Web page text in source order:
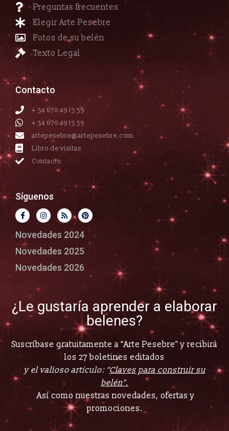
Preguntas frecuentes
Elegir Arte Pesebre
Fotos de su belén
Texto Legal
Contacto
+ 34 670 49 13 59
+ 34 670 49 13 59
artepesebre@artepesebre.com
Libro de visitas
Contacto
Síguenos
Novedades 2024
Novedades 2025
Novedades 2026
¿Le gustaría aprender a elaborar
belenes?
Suscríbase gratuitamente a “Arte Pesebre” y recibirá
los 27 boletines editados
y el valioso artículo: “Claves para construir su
belén”.
Así como nuestras novedades, ofertas y
promociones.